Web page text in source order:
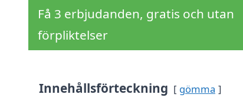
Få 3 erbjudanden, gratis och utan
förpliktelser
Innehållsförteckning gömma